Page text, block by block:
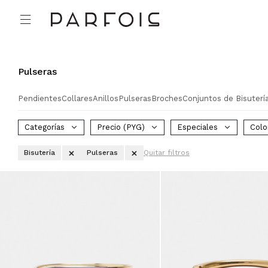

Pulseras
PendientesCollaresAnillos Pulseras BrochesConjuntos de
Categorías Precio (PYG) Especiales
Bisutería Pulseras Quitar filtros